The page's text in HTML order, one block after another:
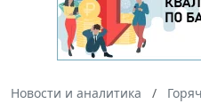
Новости и аналитика